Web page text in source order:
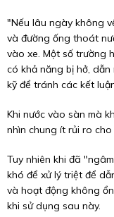
"Nếu lâu ngày không
và đường ống thoát
vào xe. Một số trường
có khả năng bị hở,
kỹ để tránh các kết
Khi nước vào sàn mà
nhìn chung ít rủi ro
Tuy nhiên khi đã
khó để xử lý triệt để
và hoạt động không
khi sử dụng sau này.